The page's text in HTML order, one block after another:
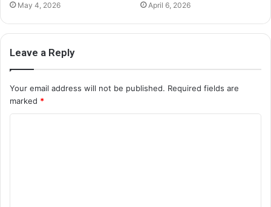
May 4, 2026
April 6, 2026
Leave a Reply
Your email address will not be published. Required fields are
marked *